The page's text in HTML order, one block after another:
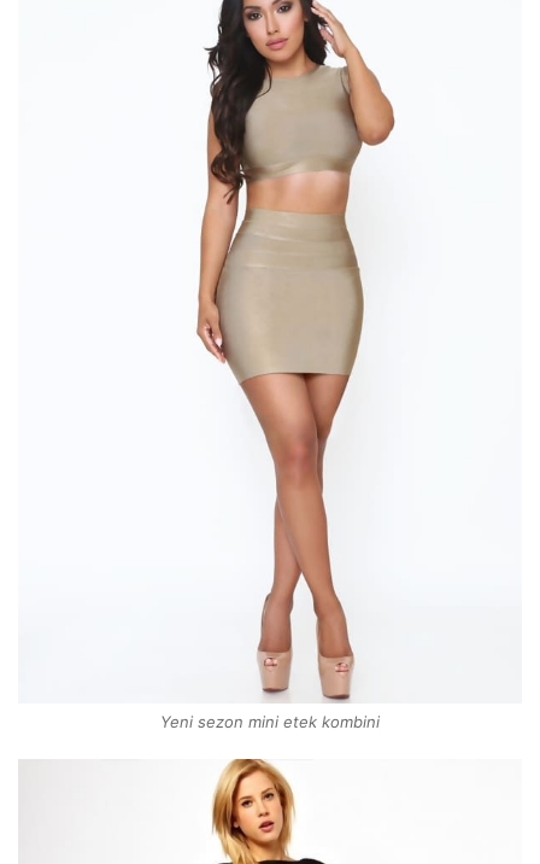
Yeni sezon mini etek kombini